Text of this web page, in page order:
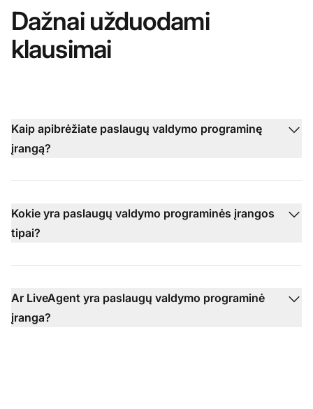
Dažnai užduodami
klausimai
Kaip apibrėžiate paslaugų valdymo programinę
įrangą?
Kokie yra paslaugų valdymo programinės įrangos
tipai?
Ar LiveAgent yra paslaugų valdymo programinė
įranga?